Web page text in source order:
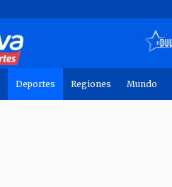
Deportes Regiones Mundo